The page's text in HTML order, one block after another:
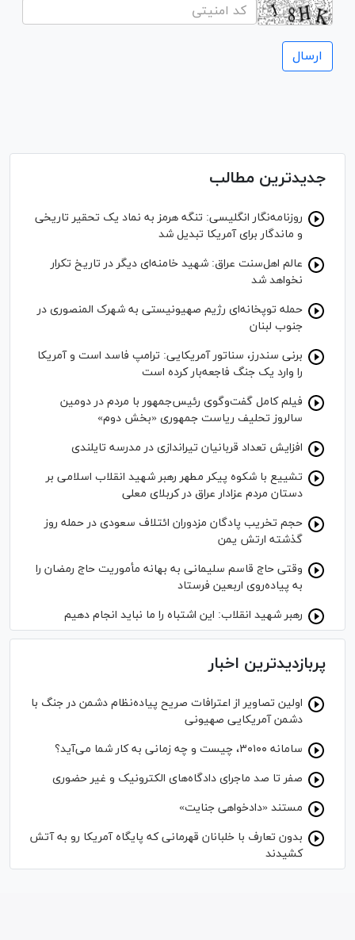
جدیدترین مطالب
روزنامه‌نگار انگلیسی: تنگه هرمز به نماد یک تحقیر تاریخی
و ماندگار برای آمریکا تبدیل شد
عالم اهل‌سنت عراق: شهید خامنه‌ای دیگر در تاریخ تکرار
نخواهد شد
حمله توپخانه‌ای رژیم صهیونیستی به شهرک المنصوری در
جنوب لبنان
برنی سندرز، سناتور آمریکایی: ترامپ فاسد است و آمریکا
را وارد یک جنگ فاجعه‌بار کرده است
فیلم کامل گفت‌وگوی رئیس‌جمهور با مردم در دومین
سالروز تحلیف ریاست جمهوری «بخش دوم»
افزایش تعداد قربانیان تیراندازی در مدرسه تایلندی
تشییع با شکوه پیکر مطهر رهبر شهید انقلاب اسلامی بر
دستان مردم عزادار عراق در کربلای معلی
حجم تخریب پادگان مزدوران ائتلاف سعودی در حمله روز
گذشته ارتش یمن
وقتی حاج قاسم سلیمانی به بهانه مأموریت حاج رمضان را
به پیاده‌روی اربعین فرستاد
رهبر شهید انقلاب: این اشتباه را ما نباید انجام دهیم
پربازدیدترین اخبار
اولین تصاویر از اعترافات صریح پیاده‌نظام‌ دشمن در جنگ با
دشمن آمریکایی صهیونی
سامانه ۳۰۱۰۰، چیست و چه زمانی به کار شما می‌آید؟
صفر تا صد ماجرای دادگاه‌های الکترونیک و غیر حضوری
مستند «دادخواهی جنایت»
بدون تعارف با خلبانان قهرمانی که پایگاه آمریکا رو به آتش
کشیدند